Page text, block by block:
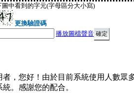
中看到的字元(字母區分大小寫)
更換驗證碼
播放圖檔聲音
者，您好！由於目前系統使用人數眾
。感謝您的配合。